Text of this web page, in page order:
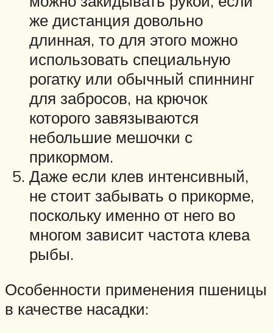
же дистанция довольно
длинная, то для этого можно
использовать специальную
рогатку или обычный спиннинг
для забросов, на крючок
которого завязываются
небольшие мешочки с
прикормом.
Даже если клев интенсивный,
не стоит забывать о прикорме,
поскольку именно от него во
многом зависит частота клева
рыбы.
Особенности применения пшеницы
в качестве насадки: